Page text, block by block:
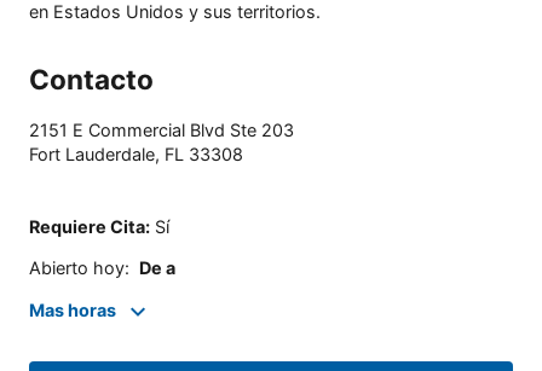
en Estados Unidos y sus territorios.
Contacto
2151 E Commercial Blvd Ste 203
Fort Lauderdale, FL 33308
Requiere Cita: Sí
Abierto hoy: De a
Mas horas